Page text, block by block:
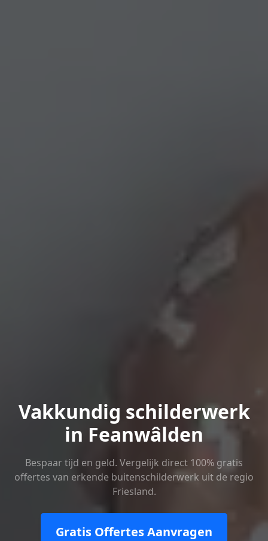
Vakkundig schilderwerk
in Feanwâlden
Bespaar tijd en geld. Vergelijk direct 100% gratis
offertes van erkende buitenschilderwerk uit de regio
Friesland.
Gratis Offertes Aanvragen